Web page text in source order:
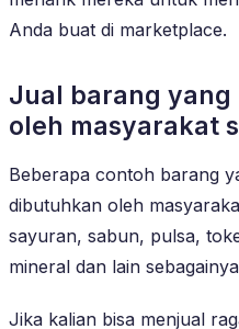
Anda buat di marketplace.
Jual barang
oleh masyarakat
Beberapa contoh barang
dibutuhkan oleh
sayuran, sabun, pulsa,
mineral dan lain
Jika kalian bisa menjual